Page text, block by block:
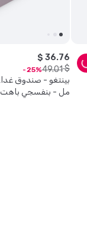
مل - بنفسجي باهت
$ 36.76
$
49.01
25